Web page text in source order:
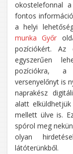
okostelefonnal
fontos
a helyi
munka Győr
pozíciókért.
egyszerűen
pozíciókra, a
versenyelőnyt is
naprakész
alatt
mellett ülve is.
spórol meg
olyan
látóterünkből.